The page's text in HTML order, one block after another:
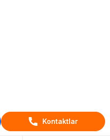
Kontaktlar